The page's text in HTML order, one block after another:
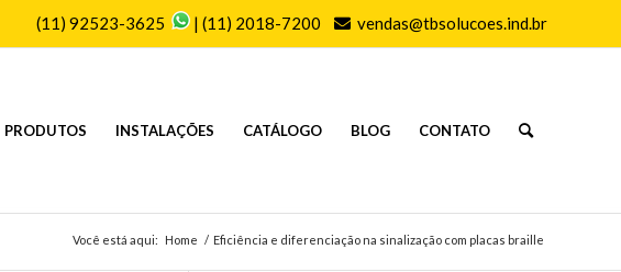
(11) 92523-3625 | (11) 2018-7200 vendas@tbsolucoes.ind.br
PRODUTOS INSTALAÇÕES CATÁLOGO BLOG CONTATO
Você está aqui: Home / Eficiência e diferenciação na sinalização com placas braille